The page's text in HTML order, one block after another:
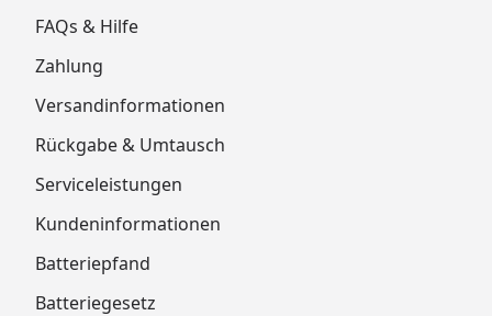
FAQs & Hilfe
Zahlung
Versandinformationen
Rückgabe & Umtausch
Serviceleistungen
Kundeninformationen
Batteriepfand
Batteriegesetz